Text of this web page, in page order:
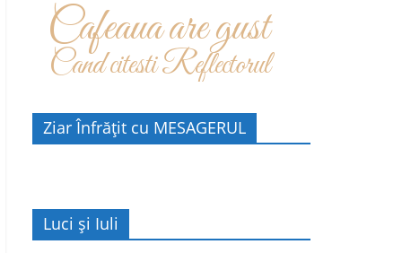
Cafeaua are gust
Cand citesti Reflectorul
Ziar Înfrățit cu MESAGERUL
Luci și Iuli